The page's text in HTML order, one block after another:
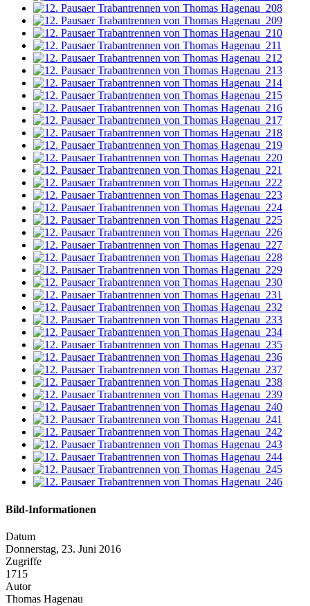
Bild-Informationen
Datum
Donnerstag, 23. Juni 2016
Zugriffe
1715
Autor
Thomas Hagenau